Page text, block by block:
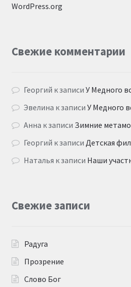
WordPress.org
Свежие комментарии
Георгий к записиУ Медного
Эвелина к записиУ Медного
Анна к записи Зимние
Георгий к записи Детская
Наталья к записи Наши
Свежие записи
Радуга
Прозрение
Слово Бог